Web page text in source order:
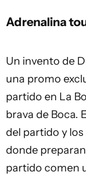
Adrenalina
Un invento de
una promo
partido en La
brava de Boca.
del partido y
donde
partido comen